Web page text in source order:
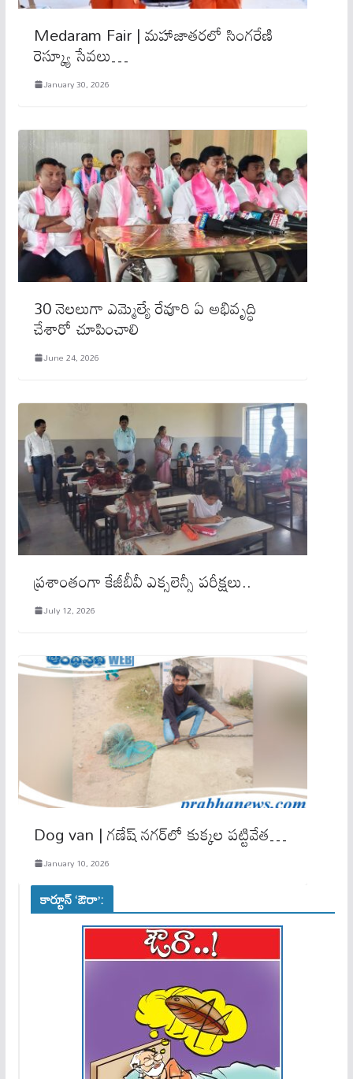
Medaram Fair | మహాజాతరలో సింగరేణి
రెస్క్యూ సేవలు…
January 30, 2026
30 నెలలుగా ఎమ్మెల్యే రేవూరి ఏ అభివృద్ధి
చేశారో చూపించాలి
June 24, 2026
ప్రశాంతంగా కేజీబీవీ ఎక్సలెన్సీ పరీక్షలు..
July 12, 2026
Dog van | గణేష్ నగర్‌లో కుక్కల పట్టివేత…
January 10, 2026
కార్టూన్ ‘ఔరా’: